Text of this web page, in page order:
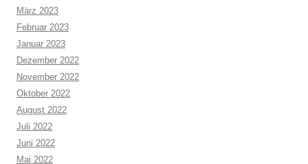
März 2023
Februar 2023
Januar 2023
Dezember 2022
November 2022
Oktober 2022
August 2022
Juli 2022
Juni 2022
Mai 2022